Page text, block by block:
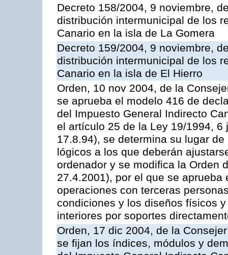
Decreto 158/2004, 9 noviembre,
distribución intermunicipal de los
Canario en la isla de La Gomera
Decreto 159/2004, 9 noviembre,
distribución intermunicipal de los
Canario en la isla de El Hierro
Orden, 10 nov 2004, de la
se aprueba el modelo 416 de
del Impuesto General Indirecto
el artículo 25 de la Ley 19/1994, 6
17.8.94), se determina su lugar
lógicos a los que deberán
ordenador y se modifica la Orden
27.4.2001), por el que se
operaciones con terceras
condiciones y los diseños físicos
interiores por soportes
Orden, 17 dic 2004, de la
se fijan los índices, módulos y